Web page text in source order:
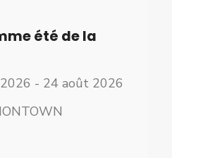
été de la
- 24 août 2026